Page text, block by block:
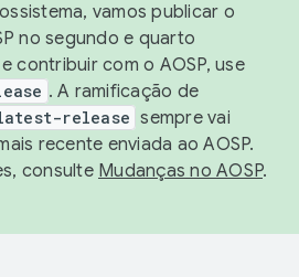
vamos publicar o
no segundo e quarto
contribuir com o AOSP, use
. A ramificação de
release sempre vai
recente enviada ao AOSP.
consulte Mudanças no AOSP.